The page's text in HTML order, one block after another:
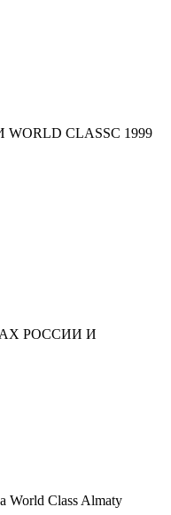
CLASSС 1999
РОССИИ И
World Class Almaty